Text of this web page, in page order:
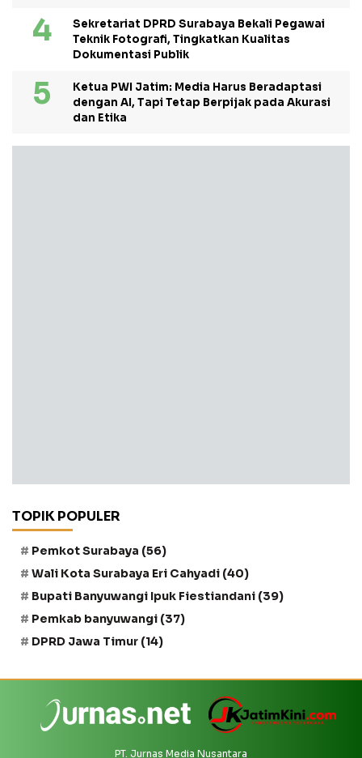
Sekretariat DPRD Surabaya Bekali Pegawai
Teknik Fotografi, Tingkatkan Kualitas
Dokumentasi Publik
Ketua PWI Jatim: Media Harus Beradaptasi
dengan AI, Tapi Tetap Berpijak pada Akurasi
dan Etika
TOPIK POPULER
Pemkot Surabaya (56)
Wali Kota Surabaya Eri Cahyadi (40)
Bupati Banyuwangi Ipuk Fiestiandani (39)
Pemkab banyuwangi (37)
DPRD Jawa Timur (14)
PT. Jurnas Media Nusantara